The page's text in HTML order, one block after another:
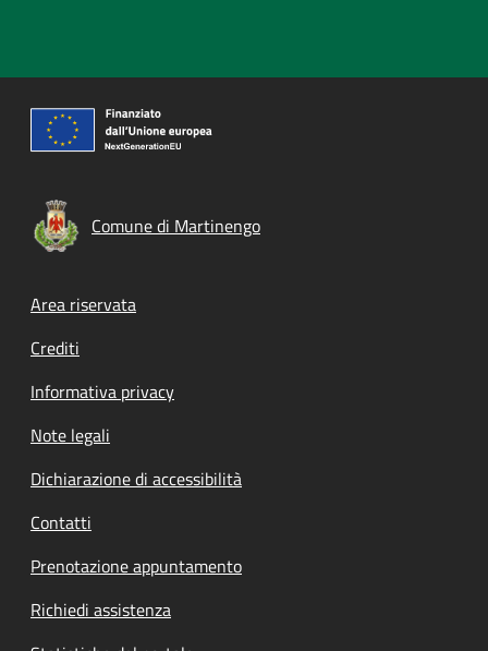
Comune di Martinengo
Footer menu
Area riservata
Crediti
Informativa privacy
Note legali
Dichiarazione di accessibilità
Contatti
Prenotazione appuntamento
Richiedi assistenza